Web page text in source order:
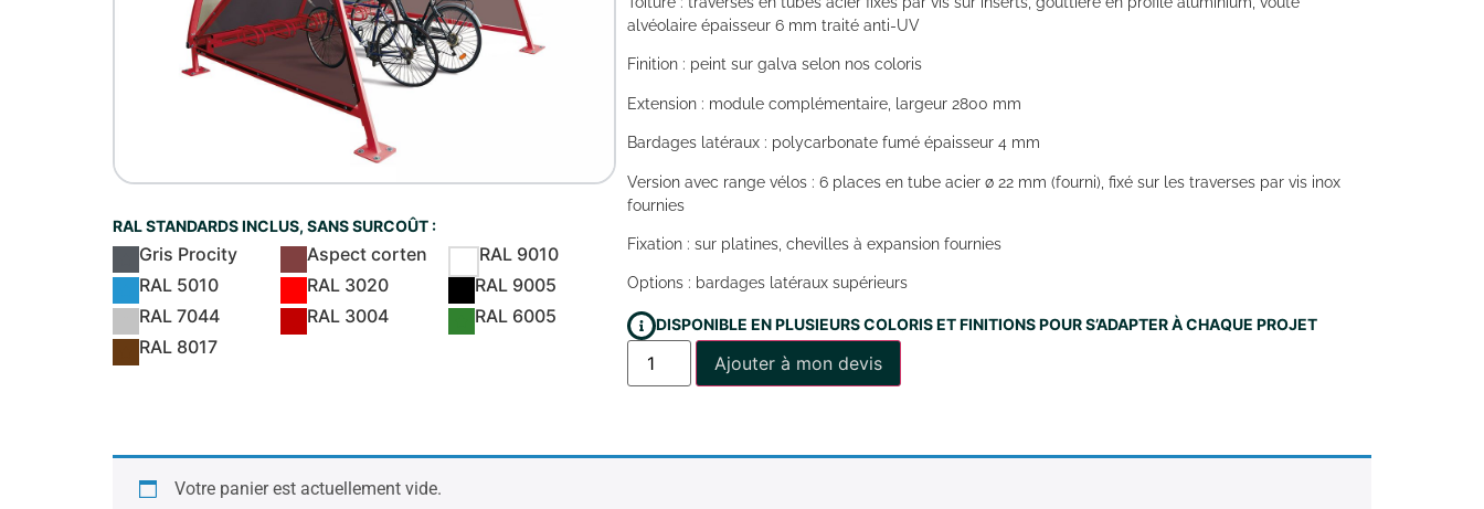
RAL STANDARDS INCLUS, SANS SURCOÛT :
Gris Procity Aspect corten
RAL 9010
RAL 5010
RAL 3020
RAL 9005
RAL 7044
RAL 3004
RAL 6005
RAL 8017
alvéolaire épaisseur 6 mm traité anti-UV
Finition : peint sur galva selon nos coloris
Extension : module complémentaire, largeur 2800 mm
Bardages latéraux : polycarbonate fumé épaisseur 4 mm
Version avec range vélos : 6 places en tube acier ø 22 mm (fourni), fixé sur les traverses par vis inox
fournies
Fixation : sur platines, chevilles à expansion fournies
Options : bardages latéraux supérieurs
DISPONIBLE EN PLUSIEURS COLORIS ET FINITIONS POUR S’ADAPTER À CHAQUE PROJET
Ajouter à mon devis
Votre panier est actuellement vide.